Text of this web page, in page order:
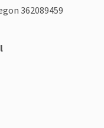
362089459